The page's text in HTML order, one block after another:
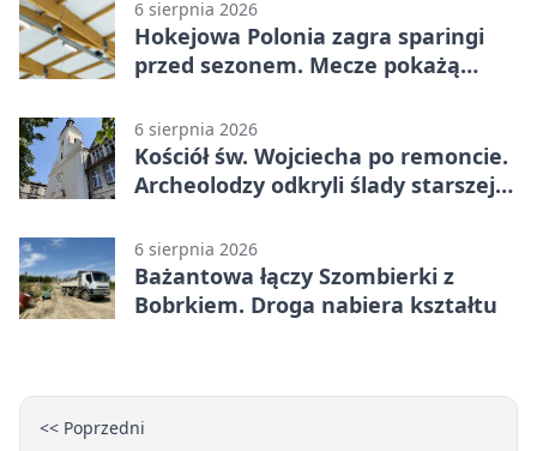
6 sierpnia 2026
Hokejowa Polonia zagra sparingi
przed sezonem. Mecze pokażą
6 sierpnia 2026
Kościół św. Wojciecha po remoncie.
Archeolodzy odkryli ślady starszej
6 sierpnia 2026
Bażantowa łączy Szombierki z
Bobrkiem. Droga nabiera kształtu
<< Poprzedni